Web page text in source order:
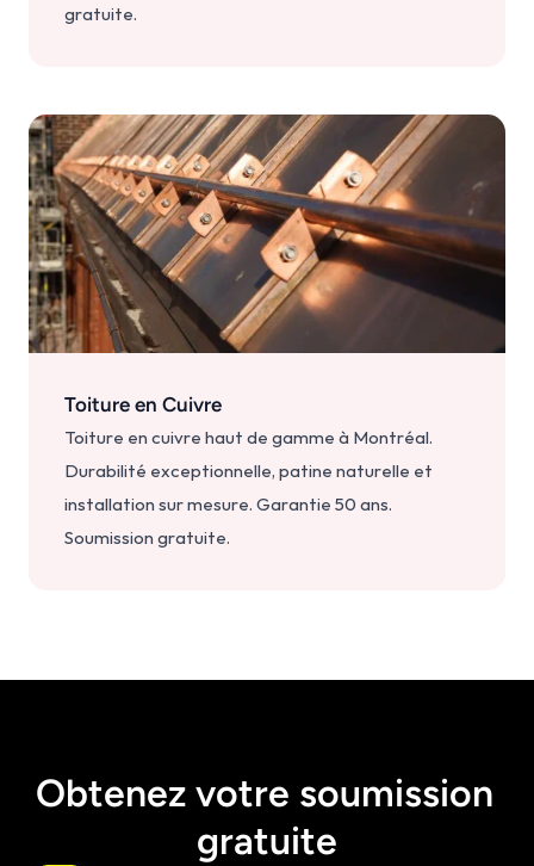
gratuite.
Toiture en Cuivre
Toiture en cuivre haut de gamme à Montréal.
Durabilité exceptionnelle, patine naturelle et
installation sur mesure. Garantie 50 ans.
Soumission gratuite.
Obtenez votre soumission
gratuite